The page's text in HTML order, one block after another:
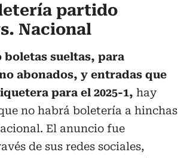
partido
Nacional
boletas sueltas, para
abonados, y entradas que
para el 2025-1, hay
no habrá boletería a hinchas
El anuncio fue
de sus redes sociales,